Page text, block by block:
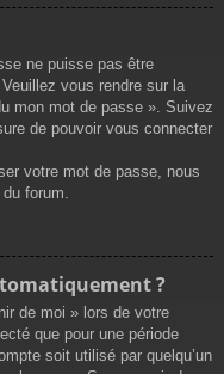
ne puisse pas être
vous rendre sur la
mon mot de passe ». Suivez
de pouvoir vous connecter
votre mot de passe, nous
forum.
?
de moi » lors de votre
que pour une période
soit utilisé par quelqu’un